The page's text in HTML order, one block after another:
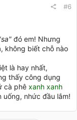
#6
đó em! Nhưng
không biết chỗ nào
là hay nhất,
thấy công dụng
cà phê xanh xanh
uống, nhức đầu lắm!